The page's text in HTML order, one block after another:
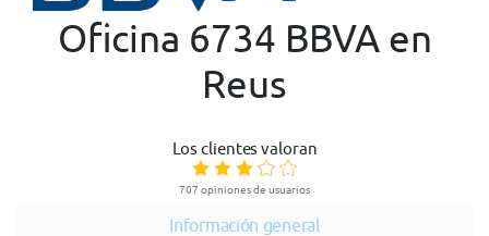
Oficina 6734 BBVA en
Reus
Los clientes valoran
707 opiniones de usuarios
Información general